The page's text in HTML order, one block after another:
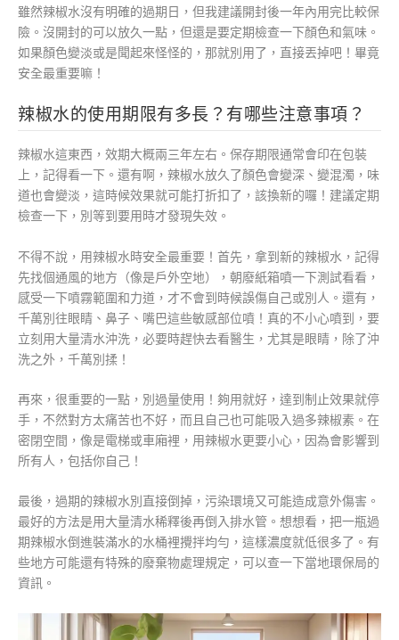
雖然辣椒水沒有明確的過期日，但我建議開封後一年內用完比較保
險。沒開封的可以放久一點，但還是要定期檢查一下顏色和氣味。
如果顏色變淡或是聞起來怪怪的，那就別用了，直接丟掉吧！畢竟
安全最重要嘛！
辣椒水的使用期限有多長？有哪些注意事項？
辣椒水這東西，效期大概兩三年左右。保存期限通常會印在包裝
上，記得看一下。還有啊，辣椒水放久了顏色會變深、變混濁，味
道也會變淡，這時候效果就可能打折扣了，該換新的囉！建議定期
檢查一下，別等到要用時才發現失效。
不得不說，用辣椒水時安全最重要！首先，拿到新的辣椒水，記得
先找個通風的地方（像是戶外空地），朝廢紙箱噴一下測試看看，
感受一下噴霧範圍和力道，才不會到時候誤傷自己或別人。還有，
千萬別往眼睛、鼻子、嘴巴這些敏感部位噴！真的不小心噴到，要
立刻用大量清水沖洗，必要時趕快去看醫生，尤其是眼睛，除了沖
洗之外，千萬別揉！
再來，很重要的一點，別過量使用！夠用就好，達到制止效果就停
手，不然對方太痛苦也不好，而且自己也可能吸入過多辣椒素。在
密閉空間，像是電梯或車廂裡，用辣椒水更要小心，因為會影響到
所有人，包括你自己！
最後，過期的辣椒水別直接倒掉，污染環境又可能造成意外傷害。
最好的方法是用大量清水稀釋後再倒入排水管。想想看，把一瓶過
期辣椒水倒進裝滿水的水桶裡攪拌均勻，這樣濃度就低很多了。有
些地方可能還有特殊的廢棄物處理規定，可以查一下當地環保局的
資訊。